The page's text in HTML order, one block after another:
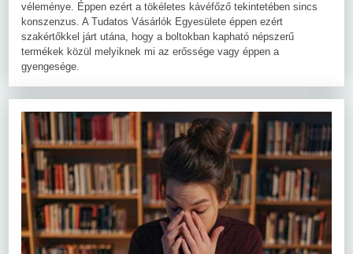
véleménye. Éppen ezért a tökéletes kávéfőző tekintetében sincs
konszenzus. A Tudatos Vásárlók Egyesülete éppen ezért
szakértőkkel járt utána, hogy a boltokban kapható népszerű
termékek közül melyiknek mi az erőssége vagy éppen a
gyengesége.